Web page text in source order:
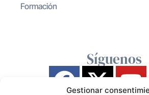
Gestionar
Formación
Síguenos